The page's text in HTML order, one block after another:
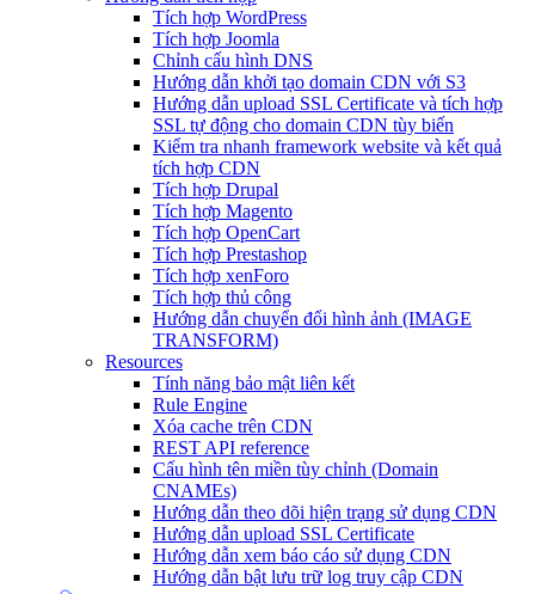
Tích hợp WordPress
Tích hợp Joomla
Chỉnh cấu hình DNS
Hướng dẫn khởi tạo domain CDN với S3
Hướng dẫn upload SSL Certificate và tích hợp
SSL tự động cho domain CDN tùy biến
Kiểm tra nhanh framework website và kết quả
tích hợp CDN
Tích hợp Drupal
Tích hợp Magento
Tích hợp OpenCart
Tích hợp Prestashop
Tích hợp xenForo
Tích hợp thủ công
Hướng dẫn chuyển đổi hình ảnh (IMAGE
TRANSFORM)
Resources
Tính năng bảo mật liên kết
Rule Engine
Xóa cache trên CDN
REST API reference
Cấu hình tên miền tùy chỉnh (Domain
CNAMEs)
Hướng dẫn theo dõi hiện trạng sử dụng CDN
Hướng dẫn upload SSL Certificate
Hướng dẫn xem báo cáo sử dụng CDN
Hướng dẫn bật lưu trữ log truy cập CDN